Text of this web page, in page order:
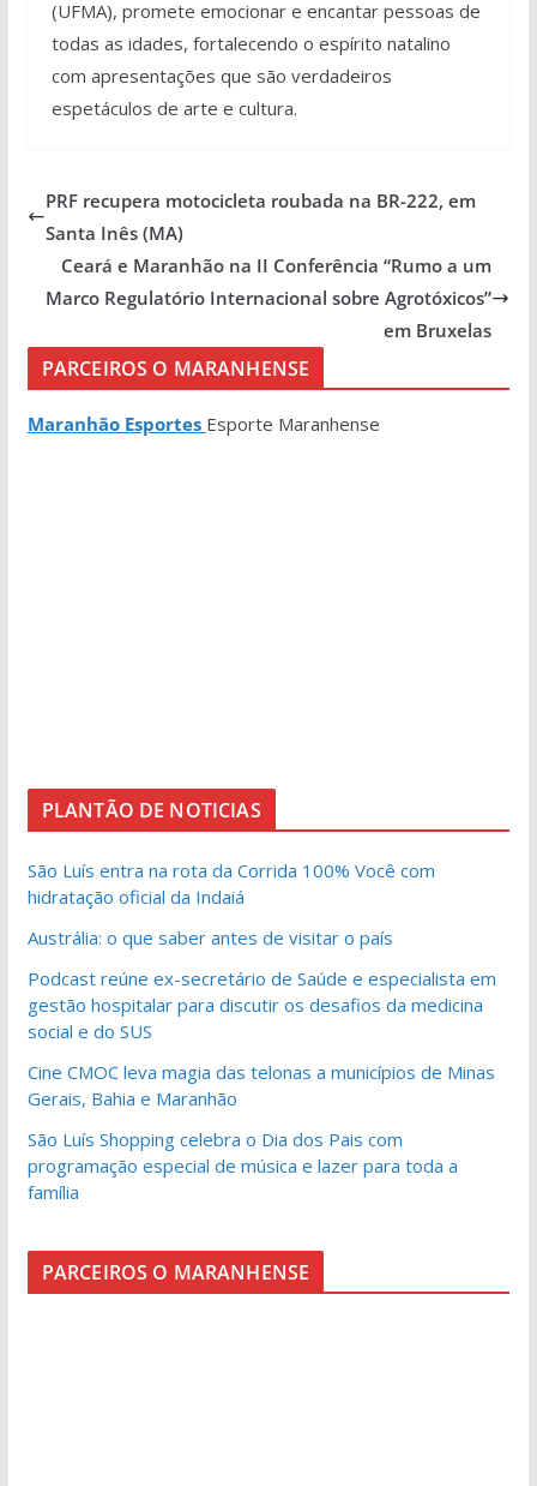
(UFMA), promete emocionar e encantar pessoas de
todas as idades, fortalecendo o espírito natalino
com apresentações que são verdadeiros
espetáculos de arte e cultura.
PRF recupera motocicleta roubada na BR-222, em
Santa Inês (MA)
Ceará e Maranhão na II Conferência “Rumo a um
Marco Regulatório Internacional sobre Agrotóxicos”
em Bruxelas
PARCEIROS O MARANHENSE
Maranhão Esportes Esporte Maranhense
PLANTÃO DE NOTICIAS
São Luís entra na rota da Corrida 100% Você com
hidratação oficial da Indaiá
Austrália: o que saber antes de visitar o país
Podcast reúne ex-secretário de Saúde e especialista em
gestão hospitalar para discutir os desafios da medicina
social e do SUS
Cine CMOC leva magia das telonas a municípios de Minas
Gerais, Bahia e Maranhão
São Luís Shopping celebra o Dia dos Pais com
programação especial de música e lazer para toda a
família
PARCEIROS O MARANHENSE